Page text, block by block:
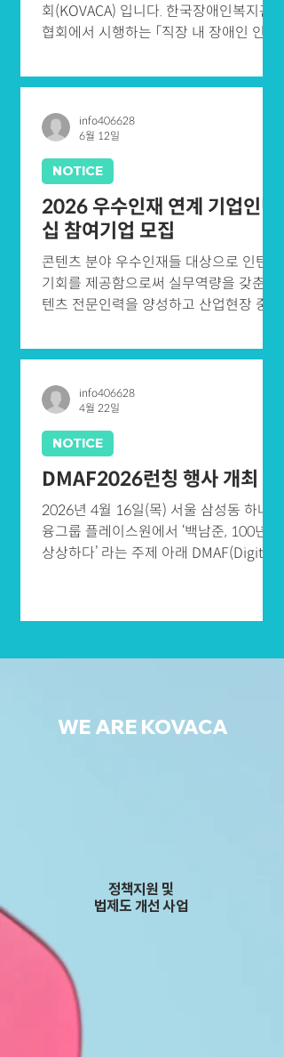
회(KOVACA) 입니다. 한국장애인복지관
협회에서 시행하는 「직장 내 장애인 인식
안내드리오니, KOVACA 회원사 여러분의
국장애인복지관협회 전략사업실 박지원
과장(070-5030-1643) *첨부파일 확인을
부탁드립니다. 감사합니다
2026 우수인재 연계 기업인턴
십 참여기업 모집
콘텐츠 분야 우수인재들 대상으로 인턴십
기회를 제공함으로써 실무역량을 갖춘 콘
텐츠 전문인력을 양성하고 산업현장 중심
십 참여기업을 모집합니다. □ 공모개요
턴십 참여기업 모집 공고 ㅇ 사업목적 : 콘
텐츠 분야 우수인재들 대상으로 인턴십
기회를 제공함으로써 실무역량을 갖춘 콘
텐츠 전문인력을 양성하고 산업현장 중심
의 인재 선순환 체계를 구축 ㅇ 참여기간 :
여기업 대상자 - 콘텐츠 기업으로 한국콘
텐츠진흥원 인재양성사업 프로그램 이수
자를 대상으로 인턴십을 희망하는 대기
십 참여자 매칭 지원(기업별 제한없음) 및
NOTICE
info406628
6월 12일
DMAF2026런칭 행사 개최
2026년 4월 16일(목) 서울 삼성동 하나금
융그룹 플레이스원에서 ‘백남준, 100년을
상상하다’ 라는 주제 아래 DMAF(Digital
어 철학을 미래 디지털 아티스트들의 융
니다. 관계자 여러분들과 VIP 초대 손님들
성공적인 출발을 알렸습니다. DMAF2026
NOTICE
info406628
4월 22일
WE ARE KOVACA
정책지원 및
​법제도 개선 사업